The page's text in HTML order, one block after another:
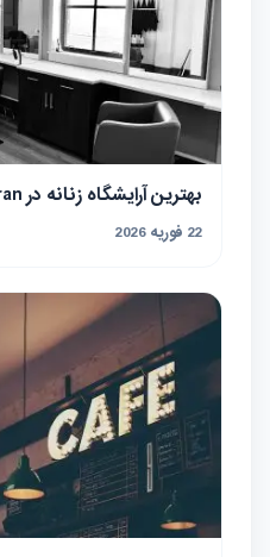
بهترین آرایشگاه زنانه در Tehran – لیست کامل
22 فوریه 2026